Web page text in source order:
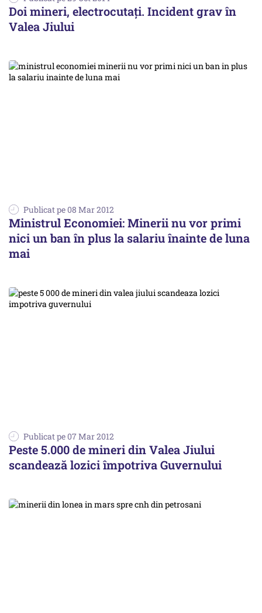
Doi mineri, electrocutaţi. Incident grav în
Valea Jiului
Publicat pe 08 Mar 2012
Ministrul Economiei: Minerii nu vor primi
nici un ban în plus la salariu înainte de luna
mai
Publicat pe 07 Mar 2012
Peste 5.000 de mineri din Valea Jiului
scandează lozici împotriva Guvernului